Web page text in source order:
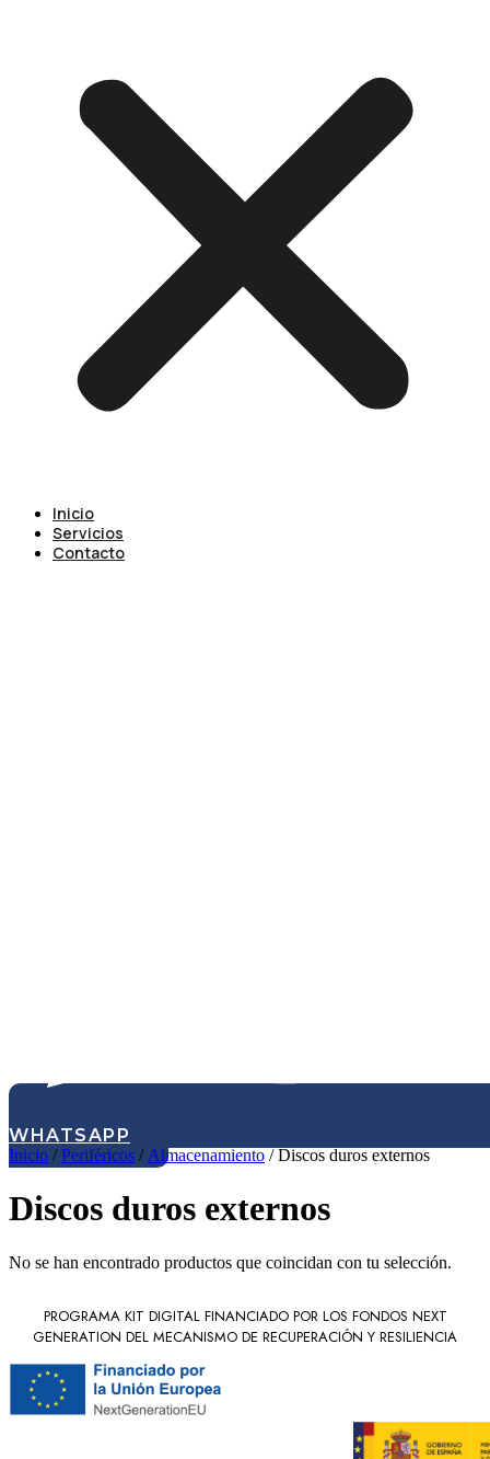
Inicio
Servicios
Contacto
WHATSAPP
Inicio /Periféricos / Almacenamiento / Discos duros externos
Discos duros externos
No se han encontrado productos que coincidan con tu selección.
PROGRAMA KIT DIGITAL FINANCIADO POR LOS FONDOS NEXT
GENERATION DEL MECANISMO DE RECUPERACIÓN Y RESILIENCIA